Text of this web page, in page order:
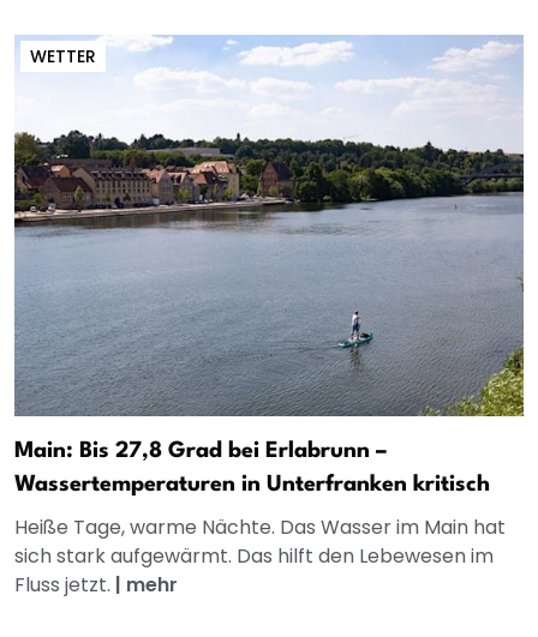
WETTER
Main: Bis 27,8 Grad bei Erlabrunn –
Wassertemperaturen in Unterfranken kritisch
Heiße Tage, warme Nächte. Das Wasser im Main hat
sich stark aufgewärmt. Das hilft den Lebewesen im
Fluss jetzt. | mehr